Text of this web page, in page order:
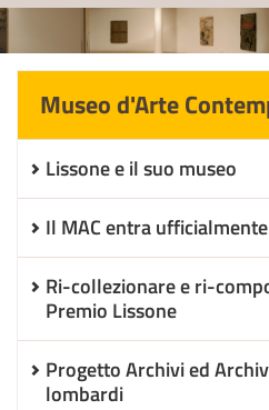
Museo d'Arte
Lissone e il suo museo
Il MAC entra
Ri-collezionare e ri-
Premio Lissone
Progetto Archivi ed
lombardi